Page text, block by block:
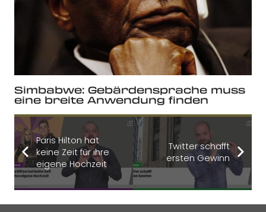
Simbabwe: Gebärdensprache muss
eine breite Anwendung finden
Paris Hilton hat
keine Zeit für ihre
eigene Hochzeit
Twitter schafft
ersten Gewinn